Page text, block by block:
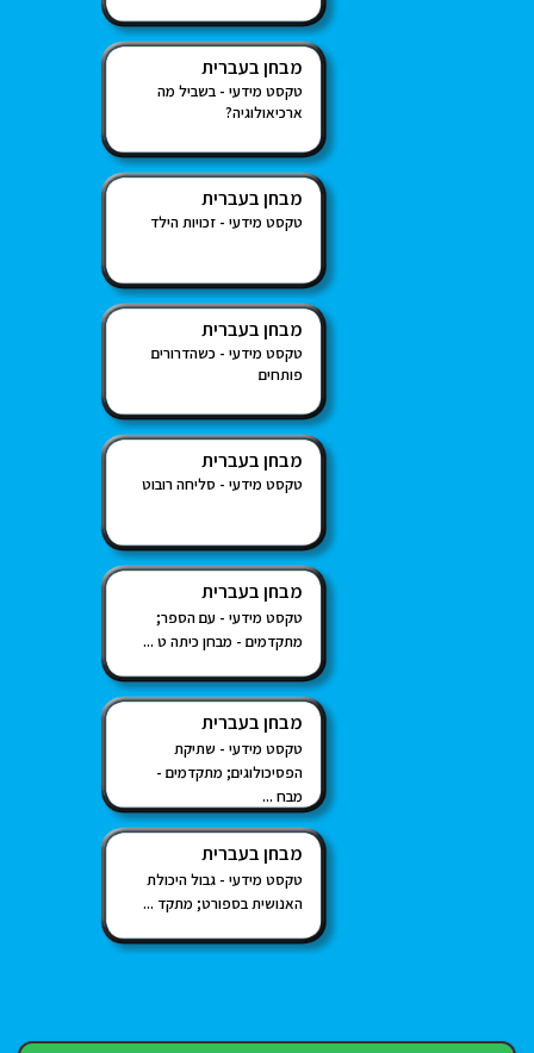
מבחן בעברית
טקסט מידעי - בשביל מה
ארכיאולוגיה?
מבחן בעברית
טקסט מידעי - זכויות הילד
מבחן בעברית
טקסט מידעי - כשהדרורים
פותחים
מבחן בעברית
טקסט מידעי - סליחה רובוט
מבחן בעברית
טקסט מידעי - עם הספר;
מתקדמים - מבחן כיתה ט ...
מבחן בעברית
טקסט מידעי - שתיקת
הפסיכולוגים; מתקדמים -
מבח ...
מבחן בעברית
טקסט מידעי - גבול היכולת
האנושית בספורט; מתקד ...